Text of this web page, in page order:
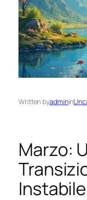
Written byadminin
Marzo: